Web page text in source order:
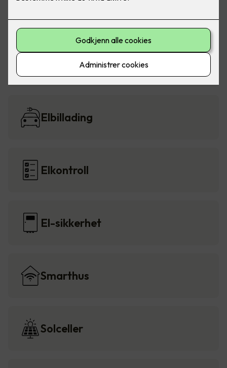
Belysning
Elbillading
Elkontroll
El-sikkerhet
Smarthus
Solceller